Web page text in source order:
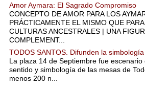
Amor Aymara: El Sagrado Compromiso
CONCEPTO DE AMOR PARA LOS
PRÁCTICAMENTE EL MISMO QUE
CULTURAS ANCESTRALES | UNA
COMPLEMENT...
TODOS SANTOS. Difunden la simbología
La plaza 14 de Septiembre fue
sentido y simbología de las mesas de
menos 200 n...